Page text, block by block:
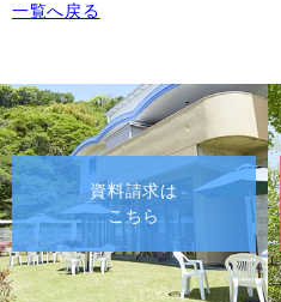
一覧へ戻る
資料請求は
こちら